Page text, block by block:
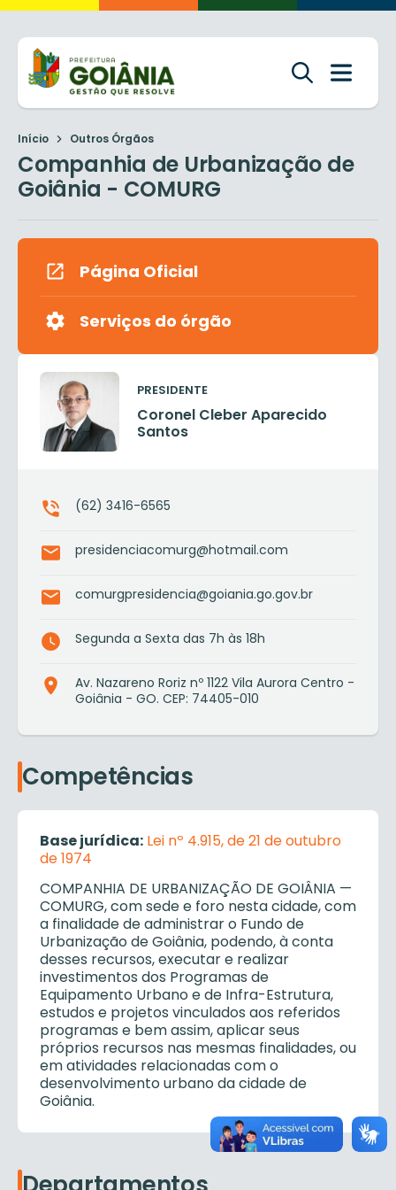
Início Outros Órgãos
Companhia de Urbanização de
Goiânia - COMURG
Página Oficial
Serviços do órgão
PRESIDENTE
Coronel Cleber Aparecido
Santos
(62) 3416-6565
presidenciacomurg@hotmail.com
comurgpresidencia@goiania.go.gov.br
Segunda a Sexta das 7h às 18h
Av. Nazareno Roriz nº 1122 Vila Aurora Centro -
Goiânia - GO. CEP: 74405-010
Competências
Base jurídica: Lei nº 4.915, de 21 de outubro
de 1974
COMPANHIA DE URBANIZAÇÃO DE GOIÂNIA —
COMURG, com sede e foro nesta cidade, com
a finalidade de administrar o Fundo de
Urbanização de Goiânia, podendo, à conta
desses recursos, executar e realizar
investimentos dos Programas de
Equipamento Urbano e de Infra-Estrutura,
estudos e projetos vinculados aos referidos
programas e bem assim, aplicar seus
próprios recursos nas mesmas finalidades, ou
em atividades relacionadas com o
desenvolvimento urbano da cidade de
Goiânia.